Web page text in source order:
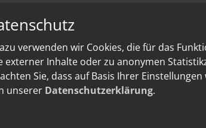
verwenden wir Cookies, die für das
Inhalte oder zu anonymen
Sie, dass auf Basis Ihrer
unserer Datenschutzerklärung.